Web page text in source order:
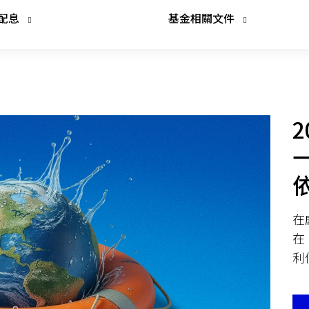
息 基金相關文件
在
在
利